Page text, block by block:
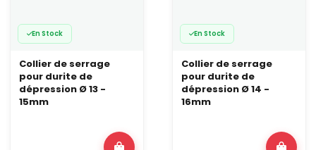
En Stock
Collier de serrage
pour durite de
dépression Ø 13 -
15mm
En Stock
Collier de serrage
pour durite de
dépression Ø 14 -
16mm